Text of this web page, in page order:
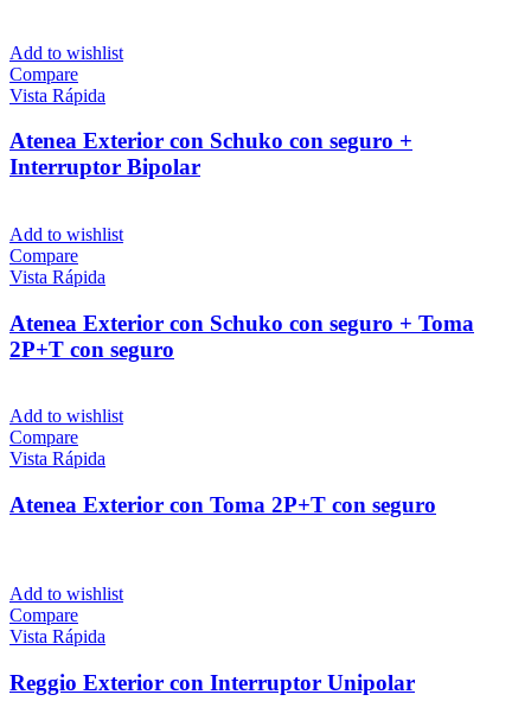
Add to wishlist
Compare
Vista Rápida
Atenea Exterior con Schuko con seguro +
Interruptor Bipolar
Add to wishlist
Compare
Vista Rápida
Atenea Exterior con Schuko con seguro + Toma
2P+T con seguro
Add to wishlist
Compare
Vista Rápida
Atenea Exterior con Toma 2P+T con seguro
Add to wishlist
Compare
Vista Rápida
Reggio Exterior con Interruptor Unipolar